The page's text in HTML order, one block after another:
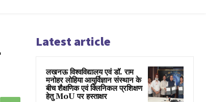
Latest article
लखनऊ विश्वविद्यालय एवं डॉ. राम
मनोहर लोहिया आयुर्विज्ञान संस्थान के
बीच शैक्षणिक एवं क्लिनिकल प्रशिक्षण
हेतु MoU पर हस्ताक्षर